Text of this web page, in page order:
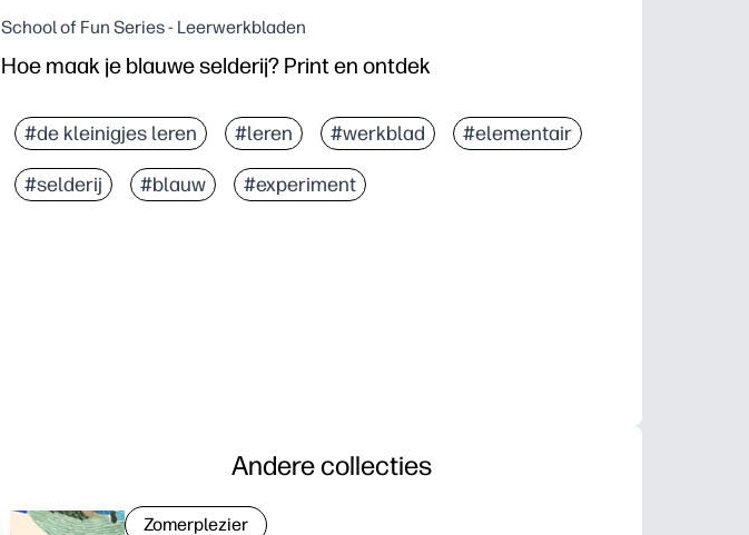
School of Fun Series - Leerwerkbladen
Hoe maak je blauwe selderij? Print en ontdek
#de kleinigjes leren #leren #werkblad #elementair
#selderij #blauw #experiment
Andere collecties
Zomerplezier